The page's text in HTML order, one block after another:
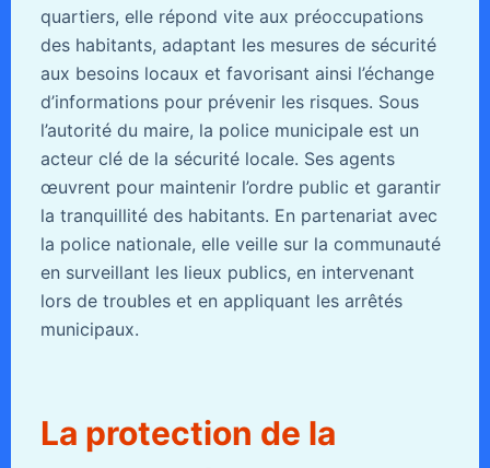
quartiers, elle répond vite aux préoccupations
des habitants, adaptant les mesures de sécurité
aux besoins locaux et favorisant ainsi l’échange
d’informations pour prévenir les risques. Sous
l’autorité du maire, la police municipale est un
acteur clé de la sécurité locale. Ses agents
œuvrent pour maintenir l’ordre public et garantir
la tranquillité des habitants. En partenariat avec
la police nationale, elle veille sur la communauté
en surveillant les lieux publics, en intervenant
lors de troubles et en appliquant les arrêtés
municipaux.
La protection de la